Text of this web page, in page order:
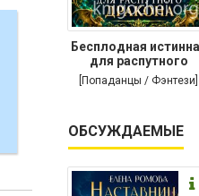
Бесплодная
для распутного
дракона
[Попаданцы / Фэнтези]
ОБСУЖДАЕМЫЕ